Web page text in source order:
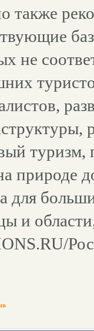
также
не
туризм,
природе
для
и